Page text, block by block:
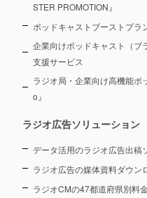
STER PROMOTION』
ポッドキャストブーストプラ
企業向けポッドキャスト（ブ
支援サービス
ラジオ局・企業向け高機能ポ
o』
ラジオ広告ソリューション
データ活用のラジオ広告出稿
ラジオ広告の媒体資料ダウン
ラジオCMの47都道府県別料